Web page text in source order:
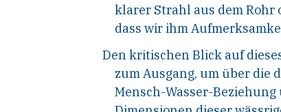
klarer Strahl aus dem Rohr
dass wir ihm
Den kritischen Blick auf
zum Ausgang, um über die
Mensch-Wasser-